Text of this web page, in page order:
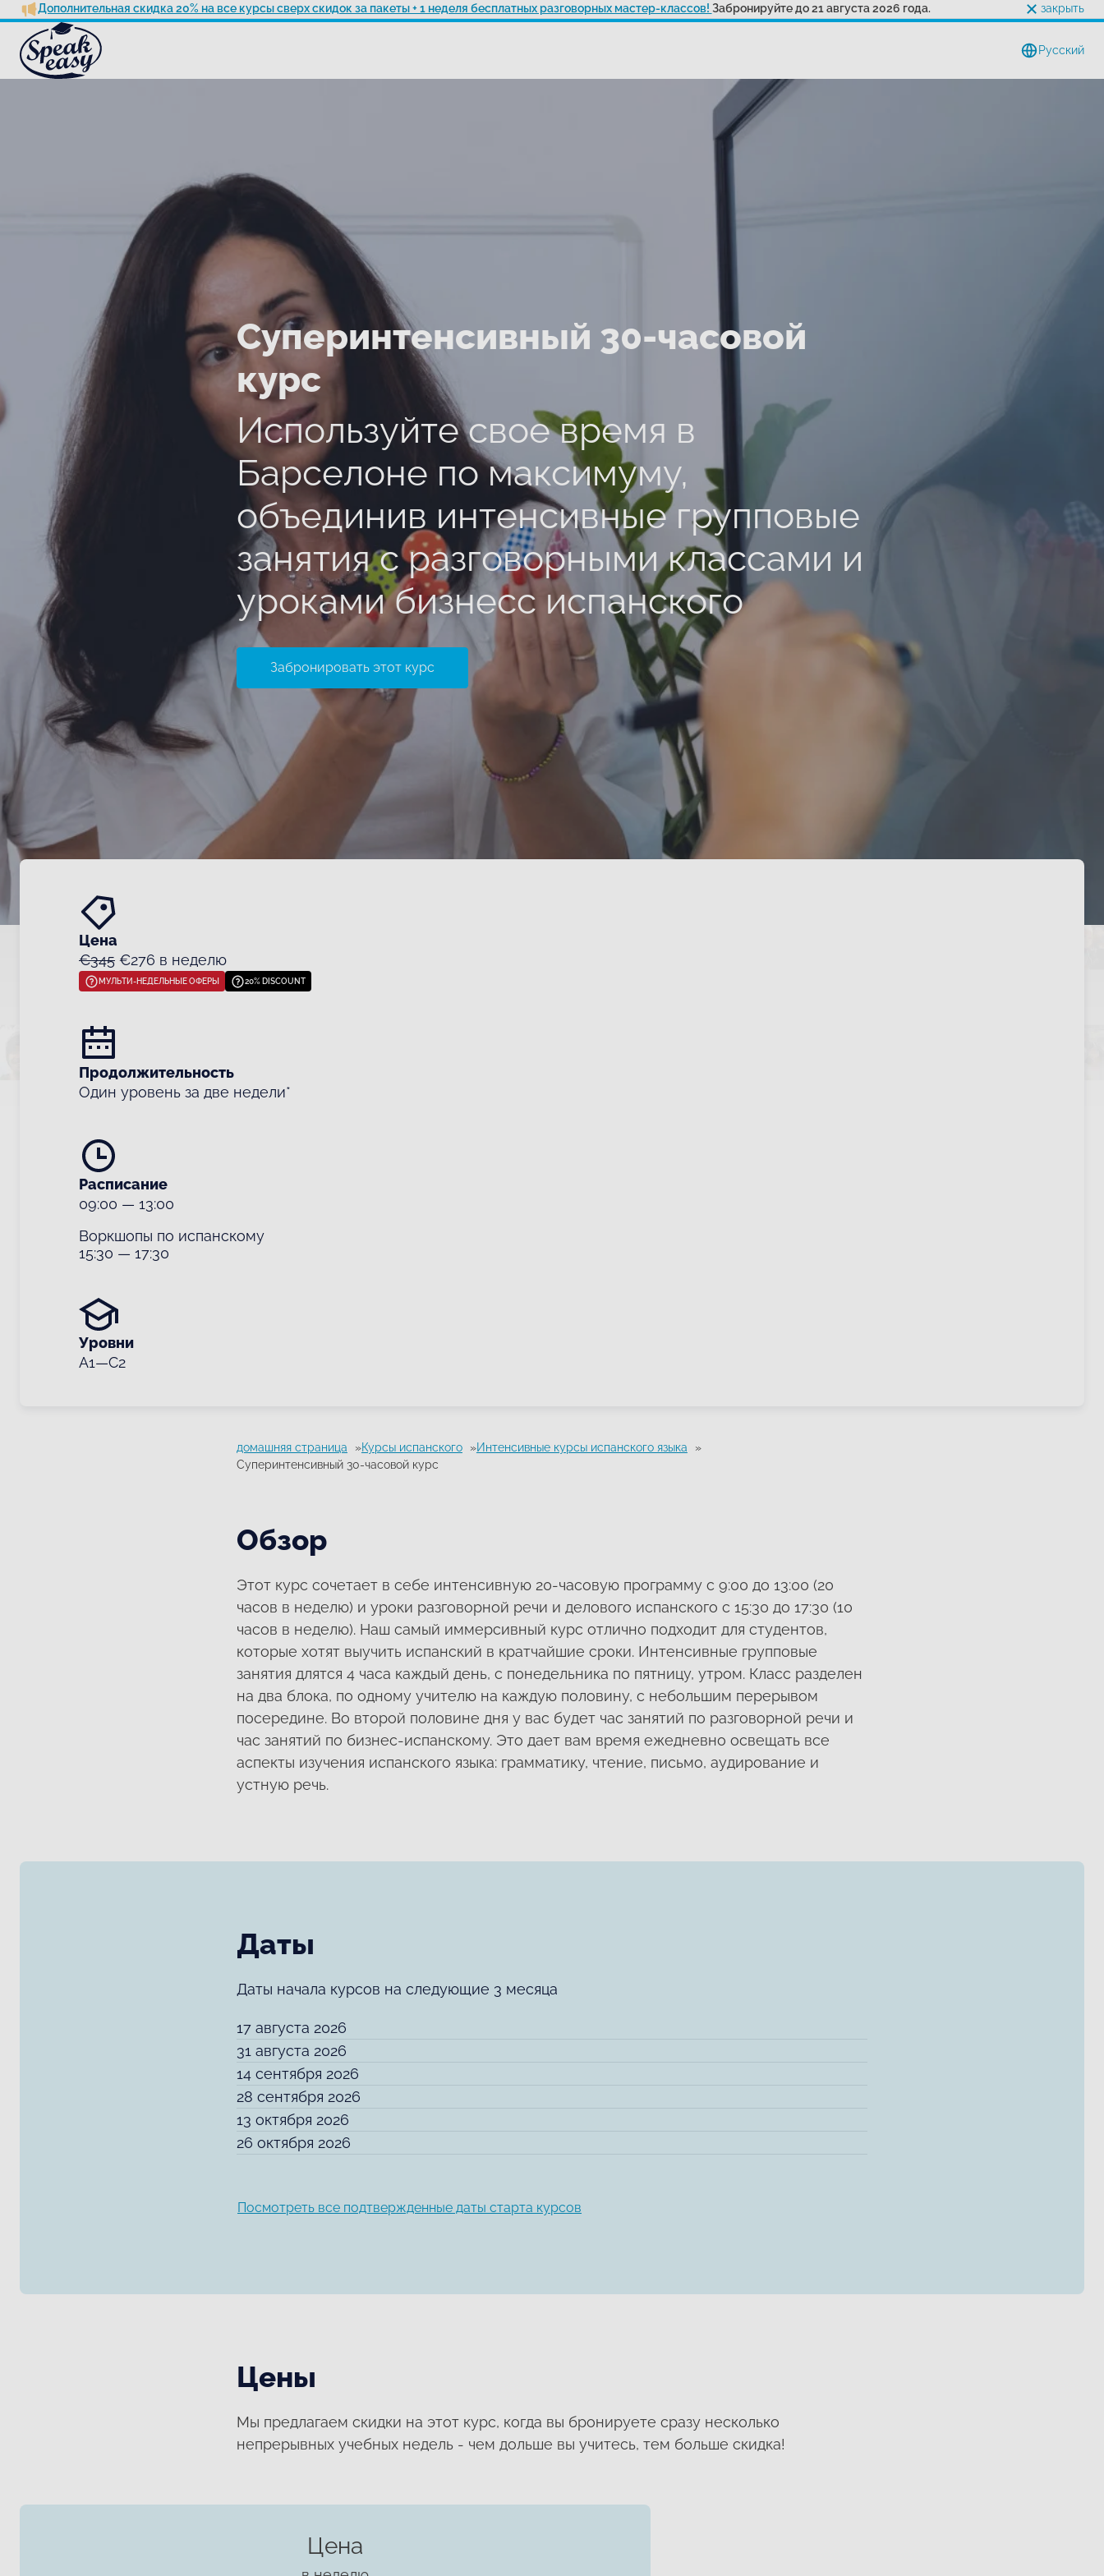
Дополнительная скидка 20% на все курсы сверх скидок за пакеты + 1 неделя бесплатных разговорных мастер-классов! Забронируйте до 21 августа 2026 года. закрыть
Pусский
Суперинтенсивный 30-часовой
курс
Используйте свое время в
Барселоне по максимуму,
объединив интенсивные групповые
занятия с разговорными классами и
уроками бизнесс испанского
Забронировать этот курс
Цена
€345 €276 в неделю
МУЛЬТИ-НЕДЕЛЬНЫЕ ОФЕРЫ 20% DISCOUNT
Продолжительность
Один уровень за две недели*
Расписание
09:00 — 13:00
Воркшопы по испанскому
15:30 — 17:30
Уровни
A1—C2
домашняя страница Курсы испанского
Интенсивные курсы испанского языка
Суперинтенсивный 30-часовой курс
Обзор
Этот курс сочетает в себе интенсивную 20-часовую программу с 9:00 до 13:00 (20
часов в неделю) и уроки разговорной речи и делового испанского с 15:30 до 17:30 (10
часов в неделю). Наш самый иммерсивный курс отлично подходит для студентов,
которые хотят выучить испанский в кратчайшие сроки. Интенсивные групповые
занятия длятся 4 часа каждый день, с понедельника по пятницу, утром. Класс разделен
на два блока, по одному учителю на каждую половину, с небольшим перерывом
посередине. Во второй половине дня у вас будет час занятий по разговорной речи и
час занятий по бизнес-испанскому. Это дает вам время ежедневно освещать все
аспекты изучения испанского языка: грамматику, чтение, письмо, аудирование и
устную речь.
Даты
Даты начала курсов на следующие 3 месяца
17 августа 2026
31 августа 2026
14 сентября 2026
28 сентября 2026
13 октября 2026
26 октября 2026
Посмотреть все подтвержденные даты старта курсов
Цены
Мы предлагаем скидки на этот курс, когда вы бронируете сразу несколько
непрерывных учебных недель - чем дольше вы учитесь, тем больше скидка!
Цена